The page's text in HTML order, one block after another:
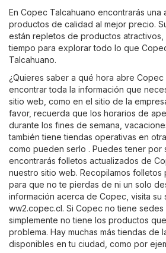
En Copec Talcahuano encontrarás una
productos de calidad al mejor precio.
están repletos de productos atractivos,
tiempo para explorar todo lo que
Talcahuano.
¿Quieres saber a qué hora abre Copec
encontrar toda la información que
sitio web, como en el sitio de la
favor, recuerda que los horarios de
durante los fines de semana,
también tiene tiendas operativas en
como pueden serlo . Puedes tener por
encontrarás folletos actualizados de
nuestro sitio web. Recopilamos folletos
para que no te pierdas de ni un solo
información acerca de Copec, visita su
ww2.copec.cl. Si Copec no tiene
simplemente no tiene los productos
problema. Hay muchas más tiendas de
disponibles en tu ciudad, como por